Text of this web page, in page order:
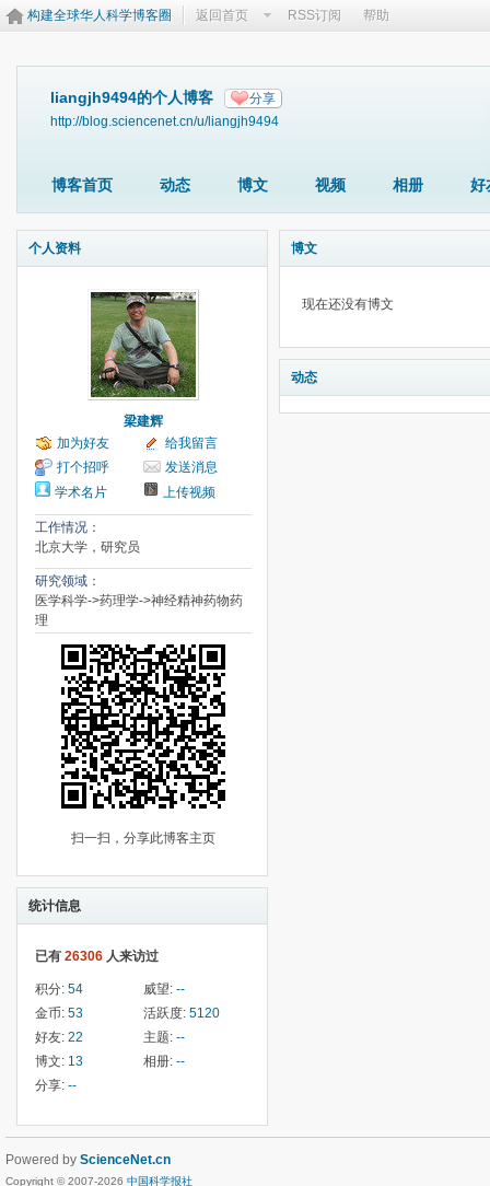
构建全球华人科学博客圈 返回首页 RSS订阅 帮助
liangjh9494的个人博客 分享
http://blog.sciencenet.cn/u/liangjh9494
博客首页 动态 博文 视频 相册 好
个人资料
梁建辉
加为好友
给我留言
打个招呼
发送消息
学术名片
上传视频
工作情况：
北京大学，研究员
研究领域：
医学科学->药理学->神经精神药物药
理
扫一扫，分享此博客主页
统计信息
已有 26306 人来访过
积分: 54 威望: --
金币: 53 活跃度: 5120
好友: 22 主题: --
博文: 13 相册: --
分享: --
博文
现在还没有博文
动态
Powered by ScienceNet.cn
Copyright © 2007-2026 中国科学报社